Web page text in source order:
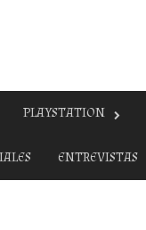
PLAYSTATION
ENTREVISTAS